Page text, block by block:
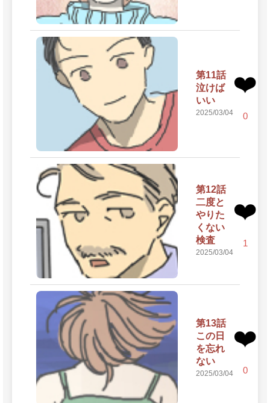
第11話
泣けば
いい
2025/03/04
❤️
0
第12話
二度と
やりた
くない
検査
2025/03/04
❤️
1
第13話
この日
を忘れ
ない
2025/03/04
❤️
0